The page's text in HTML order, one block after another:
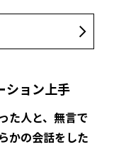
ション上手
た人と、無言で
かの会話をした